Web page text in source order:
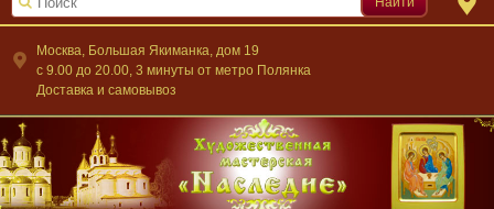
Москва, Большая Якиманка, дом 19
c 9.00 до 20.00, 3 минуты от метро Полянка
Доставка и самовывоз